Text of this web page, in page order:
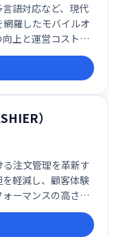
語対応など、現代
羅したモバイルオ
上と運営コストの
入を検討する価値が
）
注文管理を革新す
軽減し、顧客体験
ーマンスの高さも
運営を効率化する一
るサービスです。